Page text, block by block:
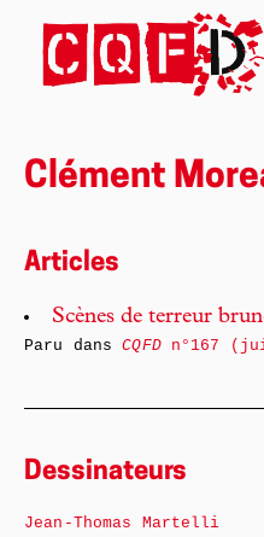
Clément
Articles
Scènes de terreur
Paru dansCQFDn°167
Dessinateurs
Jean-Thomas Martelli